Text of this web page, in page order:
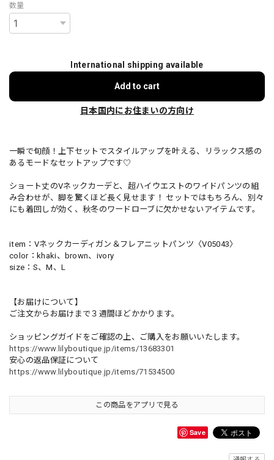
数量
International shipping available
Add to cart
日本国内にお住まいの方向け
一瞬で旬顔！上下セットでスタイルアップを叶える、リラックス感の
あるモードなセットアップです♡
ショート丈のVネックカーデと、超ハイウエストのワイドパンツの組
み合わせが、脚を驚くほど長く見せます！ セットではもちろん、別々
にも着回しが効く、秋冬のワードローブに欠かせないアイテムです。
item：Vネックカーディガン＆フレアニットパンツ〈V05043〉
color：khaki、brown、ivory
size：S、M、L
【お届けについて】
ご注文からお届けまで３週間ほどかかります。
ショッピングガイドをご確認の上、ご購入をお願いいたします。
https://www.lilyboutique.jp/items/13683301
安心の返品保証について
https://www.lilyboutique.jp/items/71534500
この商品をアプリで見る
Save